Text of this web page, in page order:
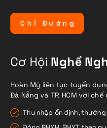
C h ỉ Đ ư ờ n g
Cơ Hội Nghề
Hoàn Mỹ liên tục tuyển
Đà Nẵng và TP. HCM với
Thu nhập ổn định,